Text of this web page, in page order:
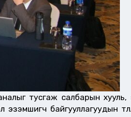
тусгаж салбарын
байгууллагуудын